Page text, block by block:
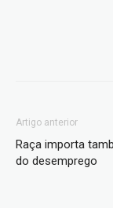
Artigo anterior
Raça importa
do desemprego